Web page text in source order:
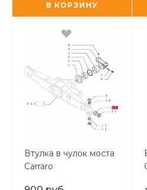
В КОРЗИНУ
Втулка в чулок моста
Carraro